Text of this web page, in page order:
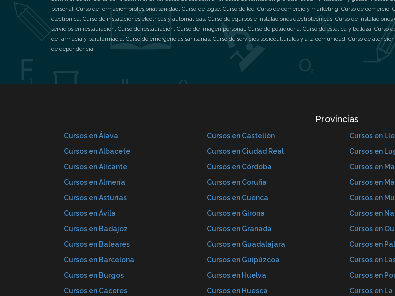
personal, Curso de formacion profesional sanidad, Curso de logse, Curso de loe, Curso de comercio y marketing, Curso de comercio,
electrónica, Curso de instalaciones eléctricas y automáticas, Curso de equipos e instalaciones electrotécnicas, Curso de
servicios en restauración, Curso de restauración, Curso de imagen personal, Curso de peluquería, Curso de estética y belleza, Curso
de farmacia y parafarmacia, Curso de emergencias sanitarias, Curso de servicios socioculturales y a la comunidad, Curso de
de dependencia,
Provincias
Cursos en Álava
Cursos en Albacete
Cursos en Alicante
Cursos en Almería
Cursos en Asturias
Cursos en Ávila
Cursos en Badajoz
Cursos en Baleares
Cursos en Barcelona
Cursos en Burgos
Cursos en Cáceres
Cursos en Castellón
Cursos en Ciudad Real
Cursos en Córdoba
Cursos en Coruña
Cursos en Cuenca
Cursos en Girona
Cursos en Granada
Cursos en Guadalajara
Cursos en Guipúzcoa
Cursos en Huelva
Cursos en Huesca
Cursos en
Cursos en
Cursos en
Cursos en
Cursos en
Cursos en
Cursos en
Cursos en
Cursos en
Cursos en
Cursos en La